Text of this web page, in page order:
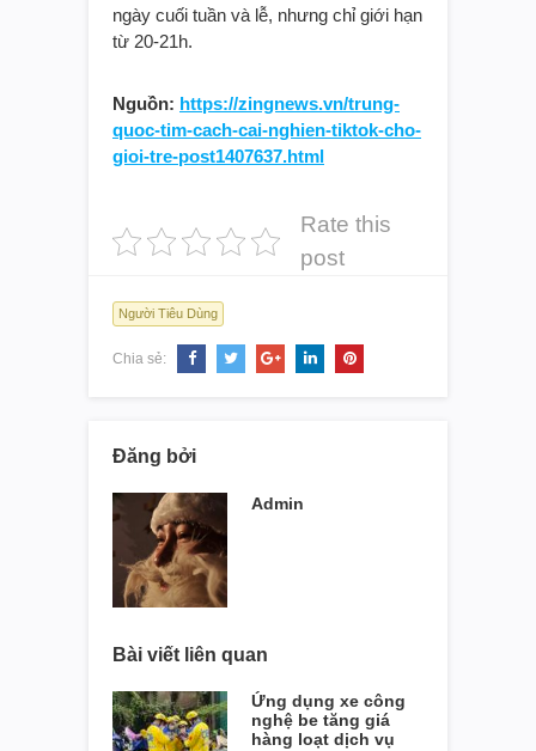
ngày cuối tuần và lễ, nhưng chỉ giới hạn
từ 20-21h.
Nguồn: https://zingnews.vn/trung-
quoc-tim-cach-cai-nghien-tiktok-cho-
gioi-tre-post1407637.html
Rate this
post
Người Tiêu Dùng
Chia sẻ:
Đăng bởi
Admin
Bài viết liên quan
Ứng dụng xe công
nghệ be tăng giá
hàng loạt dịch vụ